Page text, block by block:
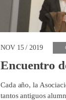
NOV 15 / 2019
Encuentro
Cada año, la
tantos antiguos